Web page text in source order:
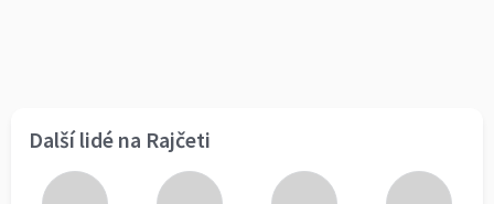
Další lidé na Rajčeti